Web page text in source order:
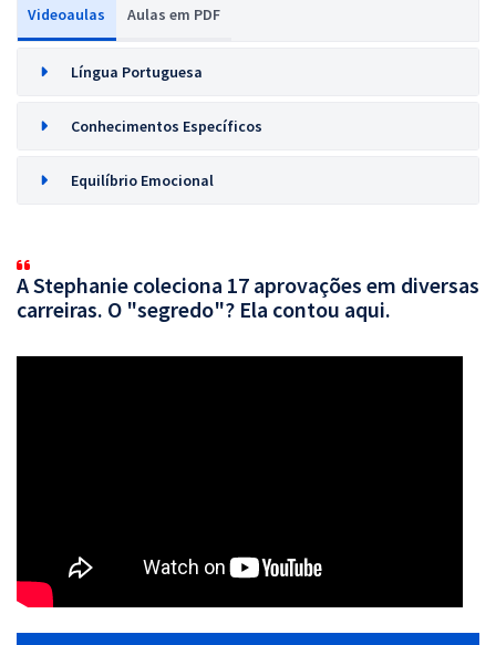
Videoaulas Aulas em PDF
Língua Portuguesa
Conhecimentos Específicos
Equilíbrio Emocional
A Stephanie coleciona 17 aprovações em diversas
carreiras. O "segredo"? Ela contou aqui.